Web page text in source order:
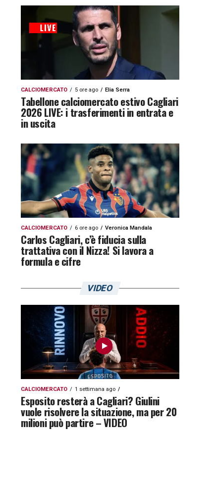
CALCIOMERCATO 5 ore ago Elia Serra
Tabellone calciomercato estivo Cagliari
2026 LIVE: i trasferimenti in entrata e
in uscita
CALCIOMERCATO 6 ore ago Veronica Mandala
Carlos Cagliari, c’è fiducia sulla
trattativa con il Nizza! Si lavora a
formula e cifre
VIDEO
CALCIOMERCATO 1 settimana ago
Esposito resterà a Cagliari? Giulini
vuole risolvere la situazione, ma per 20
milioni può partire – VIDEO